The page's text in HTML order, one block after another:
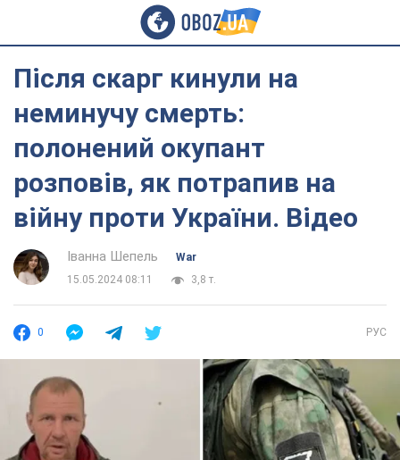
Після скарг кинули на
неминучу смерть:
полонений окупант
розповів, як потрапив на
війну проти України. Відео
Іванна Шепель
War
15.05.2024 08:11
3,8 т.
0 РУС